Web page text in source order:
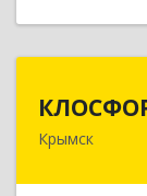
Крымск353380,